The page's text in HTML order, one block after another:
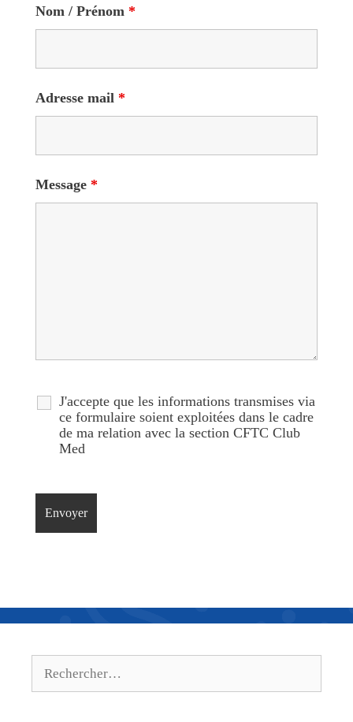
Nom / Prénom *
Adresse mail *
Message *
J'accepte que les informations transmises via
ce formulaire soient exploitées dans le cadre
de ma relation avec la section CFTC Club
Med